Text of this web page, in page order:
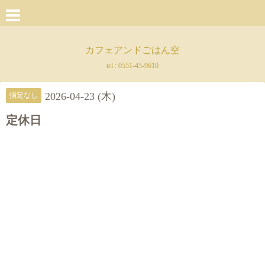
カフェアンドごはん空
tel : 0551-45-9610
指定なし 2026-04-23 (木)
定休日